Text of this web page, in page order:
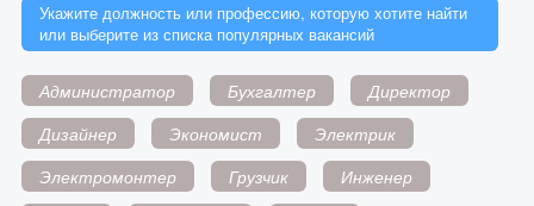
Укажите должность или профессию, которую хотите найти
или выберите из списка популярных вакансий
Администратор Бухгалтер
Директор
Дизайнер
Экономист
Электрик
Электромонтер
Грузчик
Инженер